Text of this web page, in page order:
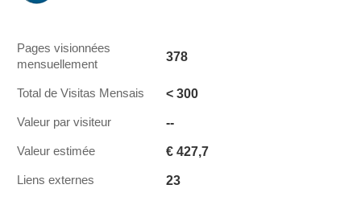
Pages visionnées
mensuellement
378
Total de Visitas Mensais < 300
Valeur par visiteur --
Valeur estimée € 427,7
Liens externes 23